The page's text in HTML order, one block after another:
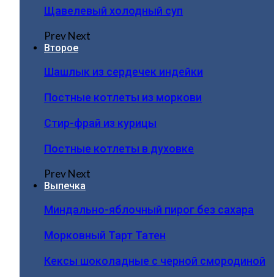
Щавелевый холодный суп
PrevNext
Второе
Шашлык из сердечек индейки
Постные котлеты из моркови
Стир-фрай из курицы
Постные котлеты в духовке
PrevNext
Выпечка
Миндально-яблочный пирог без сахара
Морковный Тарт Татен
Кексы шоколадные с черной смородиной